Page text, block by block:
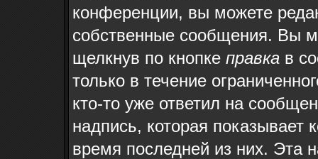
конференции, вы можете
собственные сообщения. Вы
щелкнув по кнопке правка в
только в течение
кто-то уже ответил на
надпись, которая показывает
время последней из них. Эта